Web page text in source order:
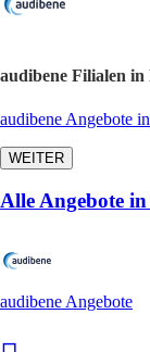
audibene Filialen
audibene Angebote
WEITER
Alle Angebote
audibene Angebote